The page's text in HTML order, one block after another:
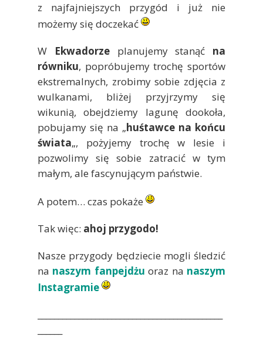
z najfajniejszych przygód i już nie
możemy się doczekać
W Ekwadorzeplanujemy stanąć na
równiku, popróbujemy trochę sportów
ekstremalnych, zrobimy sobie zdjęcia z
wulkanami, bliżej przyjrzymy się
wikunią, obejdziemy lagunę dookoła,
pobujamy się na „huśtawce na końcu
świata„, pożyjemy trochę w lesie i
pozwolimy się sobie zatracić w tym
małym, ale fascynującym państwie.
A potem… czas pokaże
Tak więc: ahoj przygodo!
Nasze przygody będziecie mogli śledzić
na naszym fanpejdżu oraz na naszym
Instagramie